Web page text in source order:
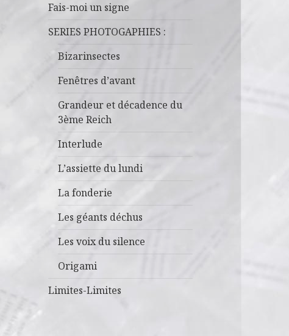
Fais-moi un signe
SERIES PHOTOGAPHIES :
Bizarinsectes
Fenêtres d’avant
Grandeur et décadence du
3ème Reich
Interlude
L’assiette du lundi
La fonderie
Les géants déchus
Les voix du silence
Origami
Limites-Limites